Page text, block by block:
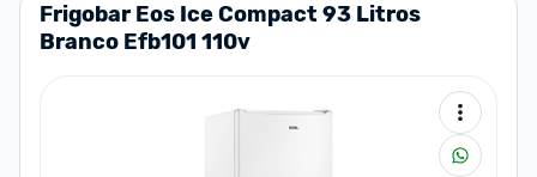
Frigobar Eos Ice Compact 93 Litros
Branco Efb101 110v